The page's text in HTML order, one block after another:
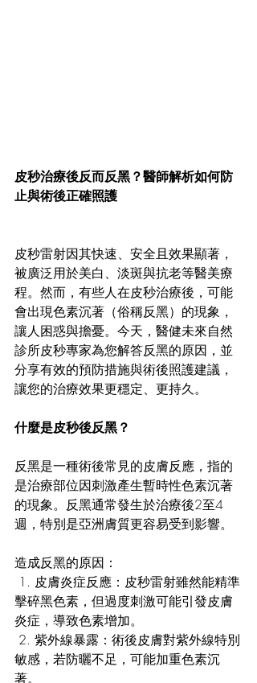
皮秒治療後反而反黑？醫師解析如何防
止與術後正確照護
皮秒雷射因其快速、安全且效果顯著，
被廣泛用於美白、淡斑與抗老等醫美療
程。然而，有些人在皮秒治療後，可能
會出現色素沉著（俗稱反黑）的現象，
讓人困惑與擔憂。今天，醫健未來自然
診所皮秒專家為您解答反黑的原因，並
分享有效的預防措施與術後照護建議，
讓您的治療效果更穩定、更持久。
什麼是皮秒後反黑？
反黑是一種術後常見的皮膚反應，指的
是治療部位因刺激產生暫時性色素沉著
的現象。反黑通常發生於治療後2至4
週，特別是亞洲膚質更容易受到影響。
造成反黑的原因：
擊碎黑色素，但過度刺激可能引發皮膚
炎症，導致色素增加。
敏感，若防曬不足，可能加重色素沉
著。